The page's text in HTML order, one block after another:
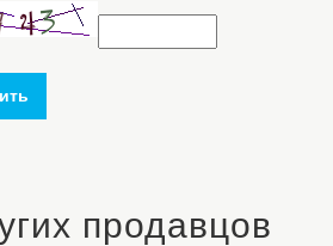
продавцов